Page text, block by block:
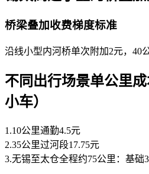
桥梁叠加收费梯度标准
沿线小型内河桥单次附加2元，40
不同出行场景单公里
小车）
1.10公里通勤4.5元
2.35公里过河段17.75元
3.无锡至太仓全程约75公里：基础